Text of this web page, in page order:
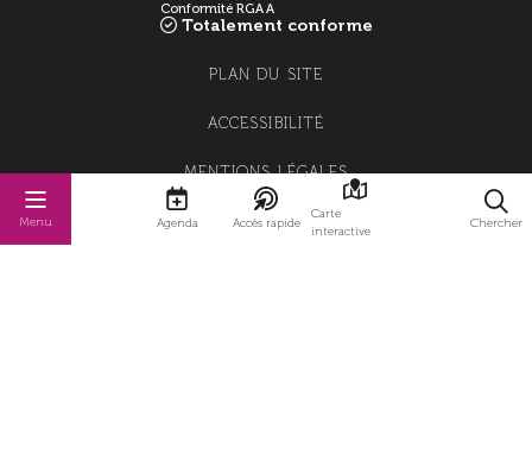
Menu Agenda Accès rapide
Carte
interactive
Chercher
Conformité RGAA
Totalement conforme
PLAN DU SITE
ACCESSIBILITÉ
MENTIONS LÉGALES
POLITIQUE DE CONFIDENTIALITÉ